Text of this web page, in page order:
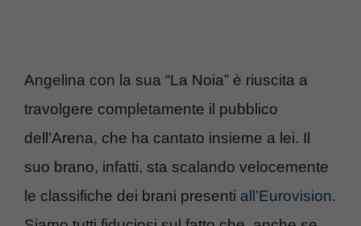
Angelina con la sua “La Noia” è riuscita a
travolgere completamente il pubblico
dell’Arena, che ha cantato insieme a lei. Il
suo brano, infatti, sta scalando velocemente
le classifiche dei brani presenti all’Eurovision.